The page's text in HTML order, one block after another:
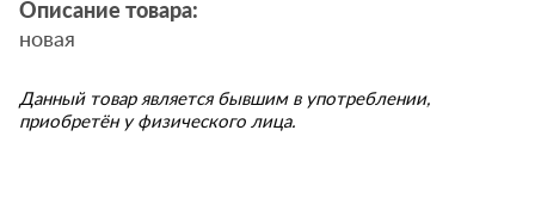
Описание товара:
новая
Данный товар является бывшим в употреблении,
приобретён у физического лица.